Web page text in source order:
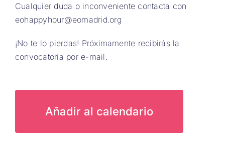
Cualquier duda o inconveniente contacta con
eohappyhour@eomadrid.org
¡No te lo pierdas! Próximamente recibirás la
convocatoria por e-mail.
Añadir al calendario